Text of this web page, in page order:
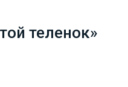
теленок»